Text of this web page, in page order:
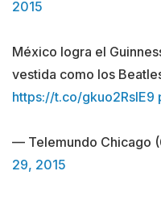
2015
México logra el
vestida como los
https://t.co/gkuo2RsIE9
— Telemundo Chicago
29, 2015